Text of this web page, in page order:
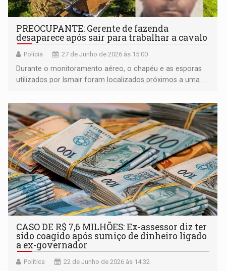
PREOCUPANTE: Gerente de fazenda
desaparece após sair para trabalhar a cavalo
Polícia 27 de Junho de 2026 às 15:00
Durante o monitoramento aéreo, o chapéu e as esporas
utilizados por Ismair foram localizados próximos a uma
CASO DE R$ 7,6 MILHÕES: Ex-assessor diz ter
sido coagido após sumiço de dinheiro ligado
a ex-governador
Política 22 de Junho de 2026 às 14:32